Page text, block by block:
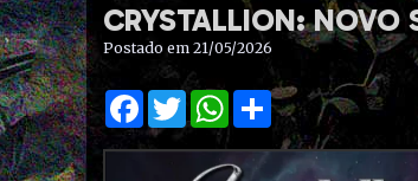
CRYSTALLION: NOVO
Postado em 21/05/2026
Facebook
TwitterWhatsApp
Share